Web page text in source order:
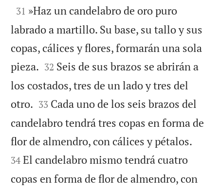

31 »Haz un candelabro de oro puro
labrado a martillo. Su base, su tallo y sus
copas, cálices y flores, formarán una sola
pieza. 

32 Seis de sus brazos se abrirán a
los costados, tres de un lado y tres del
otro. 

33 Cada uno de los seis brazos del
candelabro tendrá tres copas en forma de
flor de almendro, con cálices y pétalos.
34 El candelabro mismo tendrá cuatro
copas en forma de flor de almendro, con